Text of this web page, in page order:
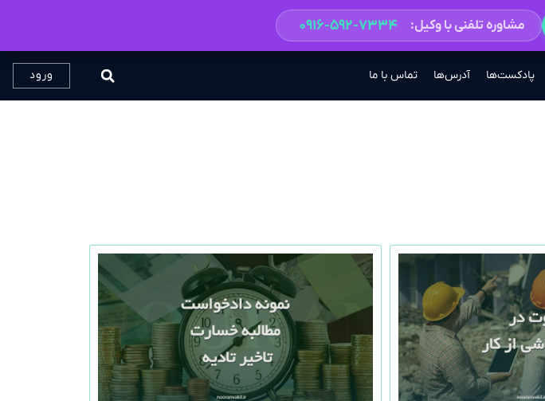
مشاوره تلفنی با وکیل: ۰۹۱۶-۵۹۲-۷۳۳۴
پادکست‌ها آدرس‌ها تماس با ما ورود